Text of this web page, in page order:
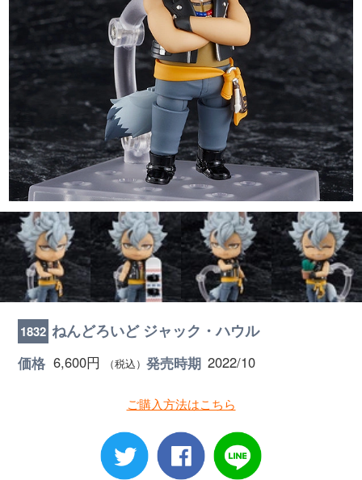
1832 ねんどろいど ジャック・ハウル
価格 6,600円 （税込） 発売時期 2022/10
ご購入方法はこちら